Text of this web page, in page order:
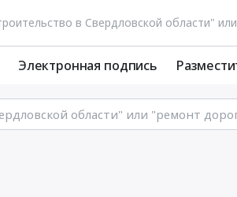
Электронная подпись